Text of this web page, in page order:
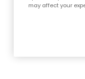
may affect your